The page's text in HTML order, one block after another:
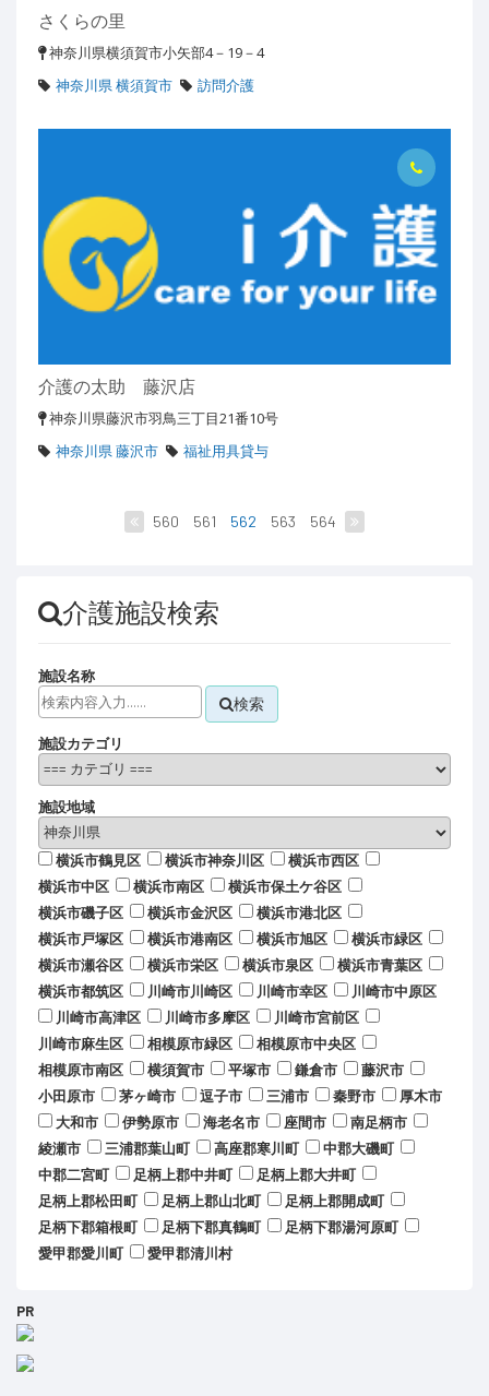
さくらの里
神奈川県横須賀市小矢部4－19－4
神奈川県 横須賀市
訪問介護
介護の太助 藤沢店
神奈川県藤沢市羽鳥三丁目21番10号
神奈川県 藤沢市
福祉用具貸与
560 561 562 563 564
介護施設検索
施設名称
検索
施設カテゴリ
施設地域
横浜市鶴見区 横浜市神奈川区
横浜市西区
横浜市中区
横浜市南区
横浜市保土ケ谷区
横浜市磯子区
横浜市金沢区
横浜市港北区
横浜市戸塚区
横浜市港南区 横浜市旭区
横浜市緑区
横浜市瀬谷区
横浜市栄区 横浜市泉区
横浜市青葉区
横浜市都筑区
川崎市川崎区 川崎市幸区
川崎市中原区
川崎市高津区
川崎市多摩区
川崎市宮前区
川崎市麻生区
相模原市緑区
相模原市中央区
相模原市南区
横須賀市 平塚市 鎌倉市
藤沢市
小田原市
茅ヶ崎市 逗子市 三浦市 秦野市
厚木市
大和市
伊勢原市 海老名市 座間市
南足柄市
綾瀬市
三浦郡葉山町 高座郡寒川町
中郡大磯町
中郡二宮町
足柄上郡中井町
足柄上郡大井町
足柄上郡松田町
足柄上郡山北町
足柄上郡開成町
足柄下郡箱根町
足柄下郡真鶴町
足柄下郡湯河原町
愛甲郡愛川町
愛甲郡清川村
PR